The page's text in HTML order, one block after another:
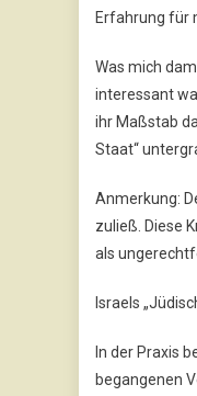
Erfahrung für
Was mich
interessant
ihr Maßstab
Staat“
Anmerkung:
zuließ. Diese
als
Israels
In der Praxis
begangenen